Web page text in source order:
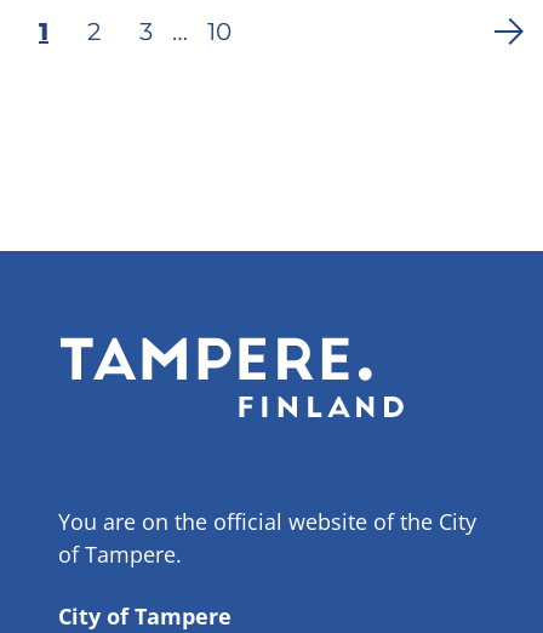
Pagination
Current
1 Page
2 Page
3 …
Last
10
You are on the official website of the City
of Tampere.
City of Tampere